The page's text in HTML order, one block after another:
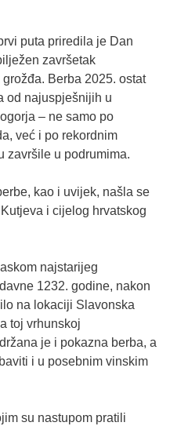
puta priredila je Dan
završetak
Berba 2025. ostat
od najuspješnijih u
– ne samo po
već i po rekordnim
završile u podrumima.
kao i uvijek, našla se
i cijelog hrvatskog
najstarijeg
1232. godine, nakon
na lokaciji Slavonska
toj vrhunskoj
je i pokazna berba, a
i u posebnim vinskim
su nastupom pratili